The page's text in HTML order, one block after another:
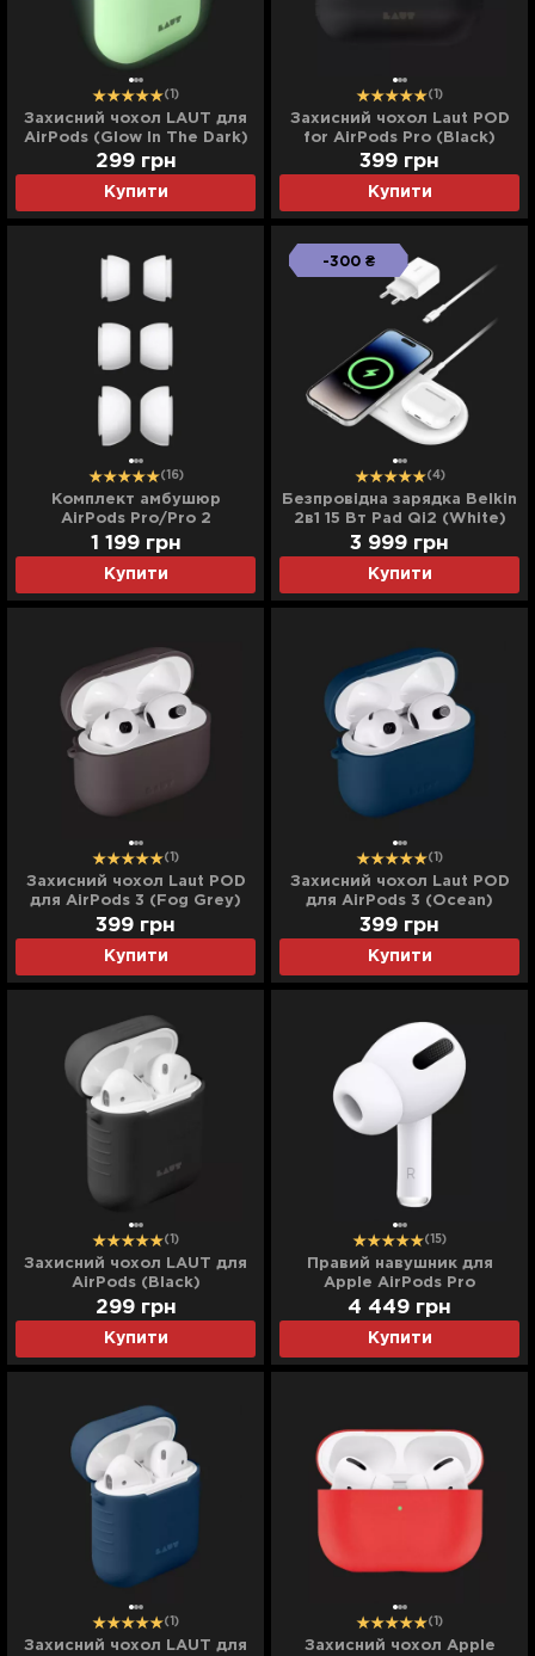
(1)
Захисний чохол LAUT для
AirPods (Glow In The Dark)
Купити
299 грн
(1)
Захисний чохол Laut POD
for AirPods Pro (Black)
Купити
399 грн
(16)
Комплект амбушюр
AirPods Pro/Pro 2
Купити
1 199 грн
-300 ₴
(4)
Безпровідна зарядка Belkin
2в1 15 Вт Pad Qi2 (White)
Купити
3 999 грн
(1)
Захисний чохол Laut POD
для AirPods 3 (Fog Grey)
Купити
399 грн
(1)
Захисний чохол Laut POD
для AirPods 3 (Ocean)
Купити
399 грн
(1)
Захисний чохол LAUT для
AirPods (Black)
Купити
299 грн
(15)
Правий навушник для
Apple AirPods Pro
Купити
4 449 грн
(1)
Захисний чохол LAUT для
(1)
Захисний чохол Apple